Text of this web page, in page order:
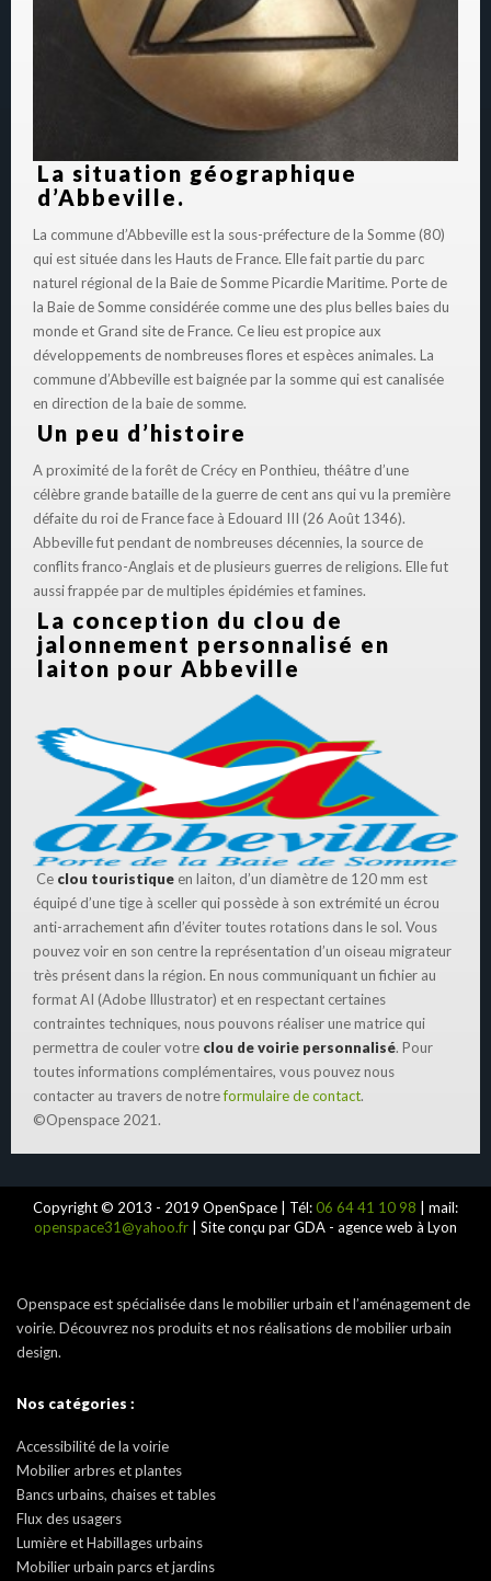
La situation géographique
d’Abbeville.
La commune d’Abbeville est la sous-préfecture de la Somme (80)
qui est située dans les Hauts de France. Elle fait partie du parc
naturel régional de la Baie de Somme Picardie Maritime. Porte de
la Baie de Somme considérée comme une des plus belles baies du
monde et Grand site de France. Ce lieu est propice aux
développements de nombreuses flores et espèces animales. La
commune d’Abbeville est baignée par la somme qui est canalisée
en direction de la baie de somme.
Un peu d’histoire
A proximité de la forêt de Crécy en Ponthieu, théâtre d’une
célèbre grande bataille de la guerre de cent ans qui vu la première
défaite du roi de France face à Edouard III (26 Août 1346).
Abbeville fut pendant de nombreuses décennies, la source de
conflits franco-Anglais et de plusieurs guerres de religions. Elle fut
aussi frappée par de multiples épidémies et famines.
La conception du clou de
jalonnement personnalisé en
laiton pour Abbeville
Ce clou touristique en laiton, d’un diamètre de 120 mm est
équipé d’une tige à sceller qui possède à son extrémité un écrou
anti-arrachement afin d’éviter toutes rotations dans le sol. Vous
pouvez voir en son centre la représentation d’un oiseau migrateur
très présent dans la région. En nous communiquant un fichier au
format AI (Adobe Illustrator) et en respectant certaines
contraintes techniques, nous pouvons réaliser une matrice qui
permettra de couler votre clou de voirie personnalisé. Pour
toutes informations complémentaires, vous pouvez nous
contacter au travers de notreformulaire de contact.
©Openspace 2021.
Copyright © 2013 - 2019 OpenSpace | Tél:06 64 41 10 98 | mail:
openspace31@yahoo.fr | Site conçu par GDA - agence web à Lyon
Openspace est spécialisée dans le mobilier urbain et l’aménagement de
voirie. Découvrez nos produits et nos réalisations de mobilier urbain
design.
Nos catégories :
Accessibilité de la voirie
Mobilier arbres et plantes
Bancs urbains, chaises et tables
Flux des usagers
Lumière et Habillages urbains
Mobilier urbain parcs et jardins